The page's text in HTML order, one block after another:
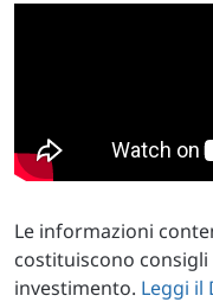
Le informazioni
costituiscono
investimento. Leggi il